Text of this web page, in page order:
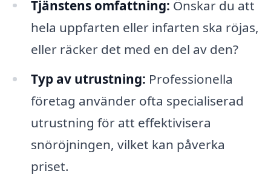
Tjänstens omfattning: Önskar du att
hela uppfarten eller infarten ska röjas,
eller räcker det med en del av den?
Typ av utrustning: Professionella
företag använder ofta specialiserad
utrustning för att effektivisera
snöröjningen, vilket kan påverka
priset.